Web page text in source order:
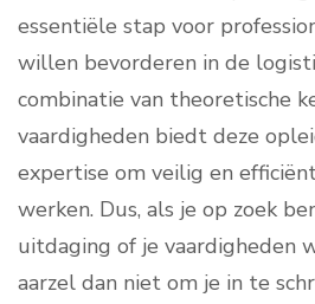
essentiële stap voor
willen bevorderen in de
combinatie van theoretische
vaardigheden biedt deze
expertise om veilig en
werken. Dus, als je op zoek
uitdaging of je vaardigheden
aarzel dan niet om je in te